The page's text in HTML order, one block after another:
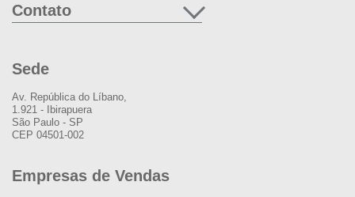
Contato
Sede
Av. República do Líbano,
1.921 - Ibirapuera
São Paulo - SP
CEP 04501-002
Empresas de Vendas